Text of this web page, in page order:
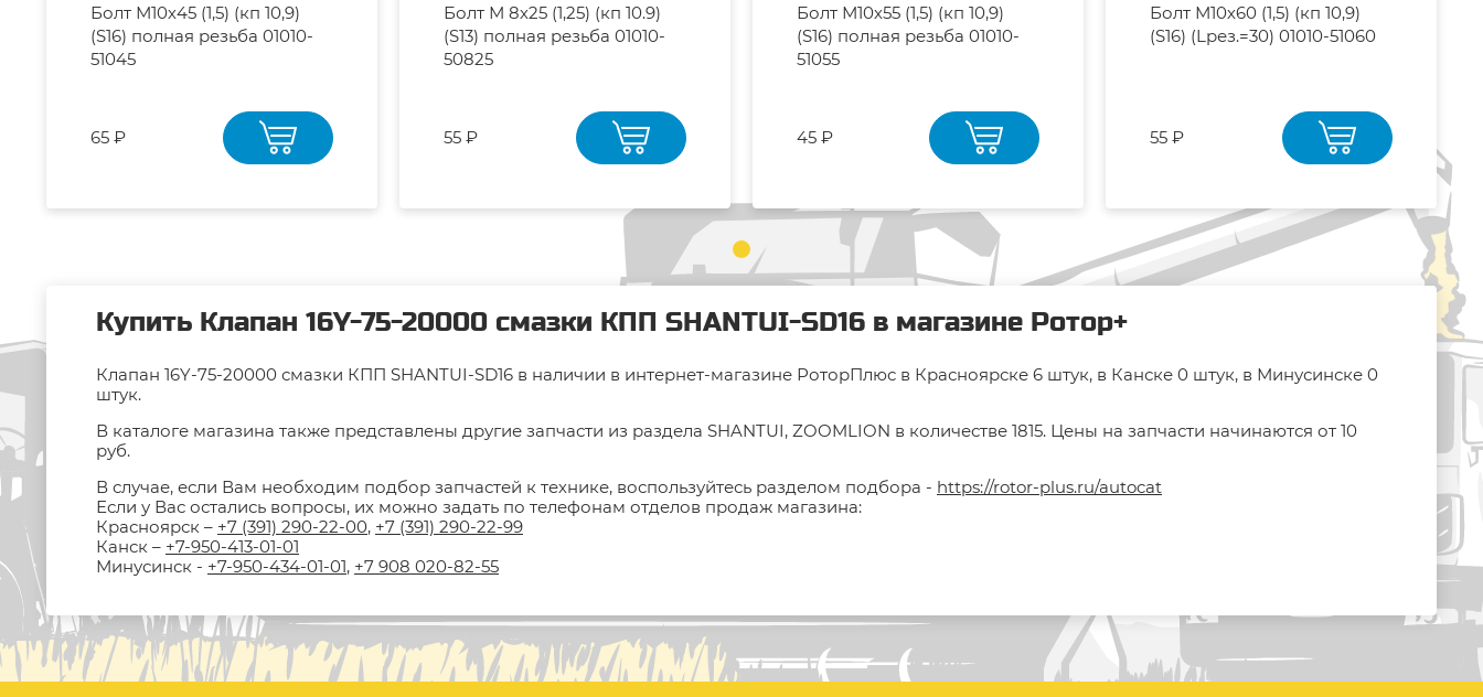
Болт М10х45 (1,5) (кп 10,9)
(S16) полная резьба 01010-
51045
65 ₽
Болт М 8х25 (1,25) (кп 10.9)
(S13) полная резьба 01010-
50825
55 ₽
Болт М10х55 (1,5) (кп 10,9)
(S16) полная резьба 01010-
51055
45 ₽
Болт М10х60 (1,5) (кп 10,9)
(S16) (Lрез.=30) 01010-51060
55 ₽
Купить Клапан 16Y-75-20000 смазки КПП SHANTUI-SD16 в магазине Ротор+
Клапан 16Y-75-20000 смазки КПП SHANTUI-SD16 в наличии в интернет-магазине РоторПлюс в Красноярске 6 штук, в Канске 0 штук, в Минусинске 0
штук.
В каталоге магазина также представлены другие запчасти из раздела SHANTUI, ZOOMLION в количестве 1815. Цены на запчасти начинаются от 10
руб.
В случае, если Вам необходим подбор запчастей к технике, воспользуйтесь разделом подбора - https://rotor-plus.ru/autocat
Если у Вас остались вопросы, их можно задать по телефонам отделов продаж магазина:
Красноярск – +7 (391) 290-22-00, +7 (391) 290-22-99
Канск – +7-950-413-01-01
Минусинск - +7-950-434-01-01, +7 908 020-82-55